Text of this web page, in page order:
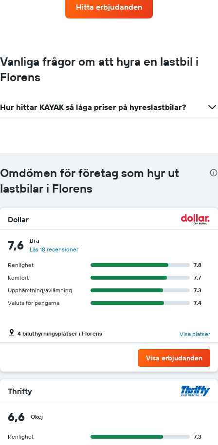
visar
biluthyrningsföretag
Diagrammet
Y-
axel
de
angivna
företagen
Hitta erbjudanden
Vanliga frågor om att hyra en lastbil i
Florens
Hur hittar KAYAK så låga priser på hyreslastbilar?
Omdömen för företag som hyr ut
lastbilar i Florens
Dollar
7,6
Bra
Läs 18 recensioner
Renlighet
7.8
Komfort
7.7
Upphämtning/avlämning
7.3
Valuta för pengarna
7.4
4 biluthyrningsplatser i Florens Visa platser
Visa erbjudanden
Thrifty
6,6 Okej
Renlighet
7.3